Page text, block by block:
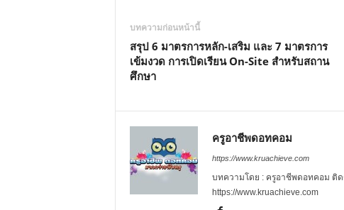
บทความก่อนหน้านี้
สรุป 6 มาตรการหลัก-เสริม และ 7 มาตรการ
เข้มงวด การเปิดเรียน On-Site สำหรับสถาน
ศึกษา
ครูอาชีพดอทคอม
https://www.kruachieve.com
บทความโดย : ครูอาชีพดอทคอม ติด
https://www.kruachieve.com